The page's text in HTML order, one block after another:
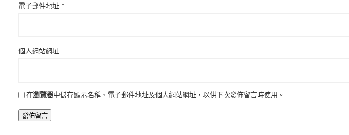
電子郵件地址 *
個人網站網址
在瀏覽器中儲存顯示名稱、電子郵件地址及個人網站網址，以供下次發佈留言時使用。